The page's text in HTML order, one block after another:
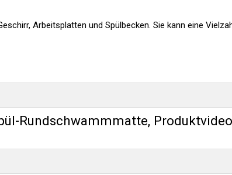
Arbeitsplatten und Spülbecken. Sie kann eine
Rundschwammmatte, Produktvideo